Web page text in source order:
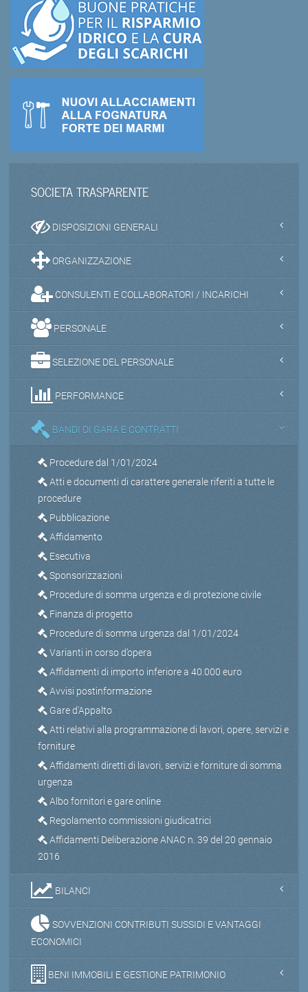
SOCIETA TRASPARENTE
DISPOSIZIONI GENERALI
ORGANIZZAZIONE
CONSULENTI E COLLABORATORI / INCARICHI
PERSONALE
SELEZIONE DEL PERSONALE
PERFORMANCE
BANDI DI GARA E CONTRATTI
Procedure dal 1/01/2024
Atti e documenti di carattere generale riferiti a tutte le
procedure
Pubblicazione
Affidamento
Esecutiva
Sponsorizzazioni
Procedure di somma urgenza e di protezione civile
Finanza di progetto
Procedure di somma urgenza dal 1/01/2024
Varianti in corso d’opera
Affidamenti di importo inferiore a 40.000 euro
Avvisi postinformazione
Gare d'Appalto
Atti relativi alla programmazione di lavori, opere, servizi e
forniture
Affidamenti diretti di lavori, servizi e forniture di somma
urgenza
Albo fornitori e gare online
Regolamento commissioni giudicatrici
Affidamenti Deliberazione ANAC n. 39 del 20 gennaio
2016
BILANCI
SOVVENZIONI CONTRIBUTI SUSSIDI E VANTAGGI
ECONOMICI
BENI IMMOBILI E GESTIONE PATRIMONIO